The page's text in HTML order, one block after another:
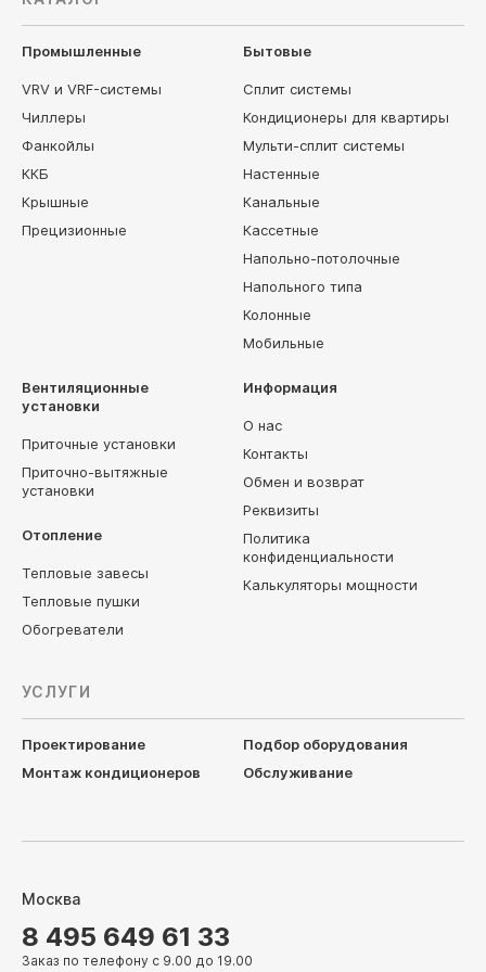
Промышленные
VRV и VRF-системы
Чиллеры
Фанкойлы
ККБ
Крышные
Прецизионные
Бытовые
Сплит системы
Кондиционеры для квартиры
Мульти-сплит системы
Настенные
Канальные
Кассетные
Напольно-потолочные
Напольного типа
Колонные
Мобильные
Вентиляционные
установки
Приточные установки
Приточно-вытяжные
установки
Отопление
Тепловые завесы
Тепловые пушки
Обогреватели
Информация
О нас
Контакты
Обмен и возврат
Реквизиты
Политика
конфиденциальности
Калькуляторы мощности
УСЛУГИ
Проектирование
Подбор оборудования
Монтаж кондиционеров
Обслуживание
Москва
8 495 649 61 33
Заказ по телефону с 9.00 до 19.00